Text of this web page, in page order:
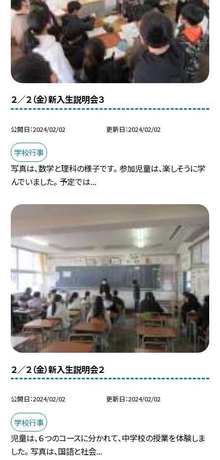
２／２（金）新入生説明会３
公開日 2024/02/02 更新日 2024/02/02
学校行事
写真は、数学と理科の様子です。 参加児童は、楽しそうに学
んでいました。 予定では...
２／２（金）新入生説明会２
公開日 2024/02/02 更新日 2024/02/02
学校行事
児童は、６つのコースに分かれて、中学校の授業を体験しま
した。 写真は、国語と社会...